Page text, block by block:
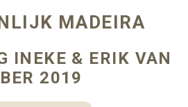
MADEIRA
ONLY (16+)
OVER MADEIRAMADEIRA
INEKE & ERIK VAN
2019